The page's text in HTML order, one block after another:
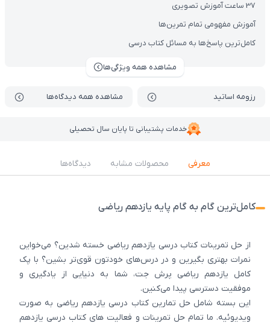
37 ساعت آموزش تصویری
آموزش مفهومی تمام تمرین‌ها
کامل‌ترین پاسخ‌ها به مسائل کتاب درسی
مشاهده همه ویژگی‌ها
رزومه اساتید مشاهده همه دیدگاه‌ها
خدمات پشتیبانی تا پایان سال تحصیلی
معرفی محصولات مشابه دیدگاه‌ها
کامل‌ترین گام به گام پایه یازدهم ریاضی
از حل تمرینات کتاب درسی یازدهم ریاضی خسته شدین؟ می‌خواین
نمرات بهتری بگیرین و در درس‌های خودتون قوی‌تر بشین؟ با پک
کامل یازدهم ریاضی پرش جت، شما به دنیایی از یادگیری و
موفقیت دسترسی پیدا می‌کنین.
این بسته شامل حل تمارین کتاب درسی یازدهم ریاضی به صورت
ویدیوئیه. ما تمام حل تمرینات و فعالیت های کتاب درسی یازدهم